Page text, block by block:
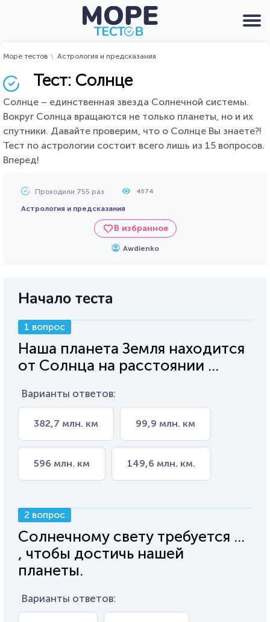
Море тестов Астрология и предсказания
Тест: Солнце
Солнце – единственная звезда Солнечной системы.
Вокруг Солнца вращаются не только планеты, но и их
спутники. Давайте проверим, что о Солнце Вы знаете?!
Тест по астрологии состоит всего лишь из 15 вопросов.
Вперед!
Проходили 755 раз 4574
Астрология и предсказания
В избранное
Awdienko
Начало теста
1 вопрос
Наша планета Земля находится
от Солнца на расстоянии ...
Варианты ответов:
382,7 млн. км 99,9 млн. км
596 млн. км 149,6 млн. км.
2 вопрос
Солнечному свету требуется ...
, чтобы достичь нашей
планеты.
Варианты ответов: